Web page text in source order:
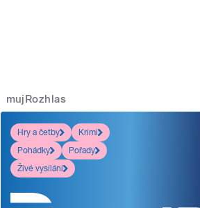
mujRozhlas
Hry a četby
Krimi
Pohádky
Pořady
Živé vysílání